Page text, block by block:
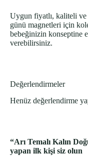
Uygun fiyatlı, kaliteli
günü magnetleri için
bebeğinizin konseptine
verebilirsiniz.
Değerlendirmeler
Henüz değerlendirme
“Arı Temalı Kalın
yapan ilk kişi siz olun